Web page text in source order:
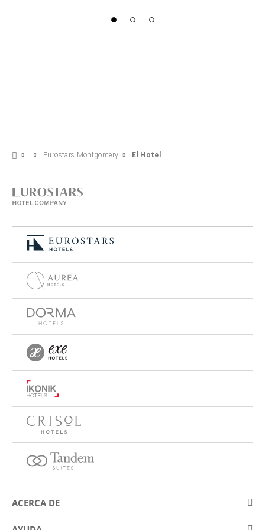
Eurostars Montgomery El Hotel
ACERCA DE
Sobre Eurostars Hotel Company